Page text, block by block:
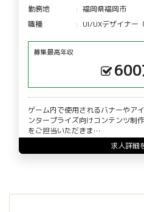
勤務地
福岡県福岡市
職種
UI/UXデザイナー
募集最高年収
600
ゲーム内で使用されるバナーやア
ンタープライズ向けコンテンツ制
をご担当いただきま…
求人詳細